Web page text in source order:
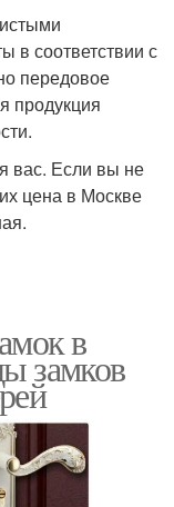
в соответствии с
передовое
продукция
вас. Если вы не
цена в Москве
в
замков